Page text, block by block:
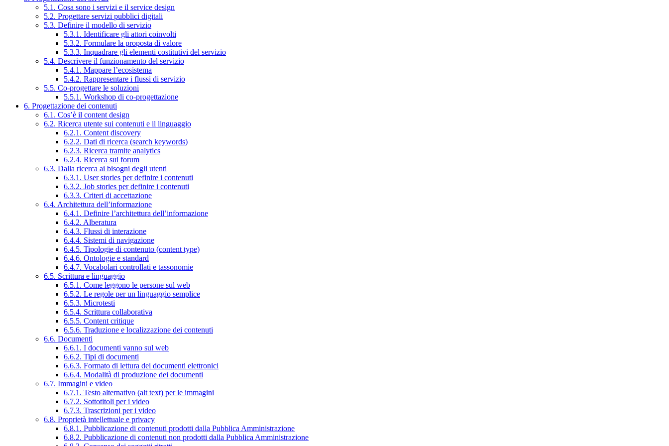
5.1. Cosa sono i servizi e il service design
5.2. Progettare servizi pubblici digitali
5.3. Definire il modello di servizio
5.3.1. Identificare gli attori coinvolti
5.3.2. Formulare la proposta di valore
5.3.3. Inquadrare gli elementi costitutivi del servizio
5.4. Descrivere il funzionamento del servizio
5.4.1. Mappare l’ecosistema
5.4.2. Rappresentare i flussi di servizio
5.5. Co-progettare le soluzioni
5.5.1. Workshop di co-progettazione
6. Progettazione dei contenuti
6.1. Cos’è il content design
6.2. Ricerca utente sui contenuti e il linguaggio
6.2.1. Content discovery
6.2.2. Dati di ricerca (search keywords)
6.2.3. Ricerca tramite analytics
6.2.4. Ricerca sui forum
6.3. Dalla ricerca ai bisogni degli utenti
6.3.1. User stories per definire i contenuti
6.3.2. Job stories per definire i contenuti
6.3.3. Criteri di accettazione
6.4. Architettura dell’informazione
6.4.1. Definire l’architettura dell’informazione
6.4.2. Alberatura
6.4.3. Flussi di interazione
6.4.4. Sistemi di navigazione
6.4.5. Tipologie di contenuto (content type)
6.4.6. Ontologie e standard
6.4.7. Vocabolari controllati e tassonomie
6.5. Scrittura e linguaggio
6.5.1. Come leggono le persone sul web
6.5.2. Le regole per un linguaggio semplice
6.5.3. Microtesti
6.5.4. Scrittura collaborativa
6.5.5. Content critique
6.5.6. Traduzione e localizzazione dei contenuti
6.6. Documenti
6.6.1. I documenti vanno sul web
6.6.2. Tipi di documenti
6.6.3. Formato di lettura dei documenti elettronici
6.6.4. Modalità di produzione dei documenti
6.7. Immagini e video
6.7.1. Testo alternativo (alt text) per le immagini
6.7.2. Sottotitoli per i video
6.7.3. Trascrizioni per i video
6.8. Proprietà intellettuale e privacy
6.8.1. Pubblicazione di contenuti prodotti dalla Pubblica Amministrazione
6.8.2. Pubblicazione di contenuti non prodotti dalla Pubblica Amministrazione